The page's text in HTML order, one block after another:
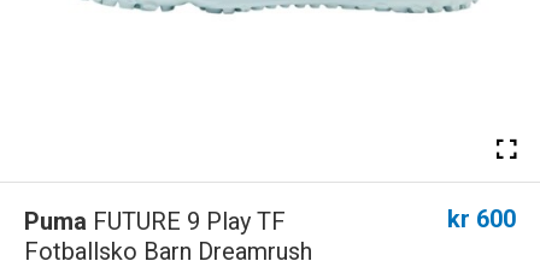
Puma FUTURE 9 Play TF
Fotballsko Barn Dreamrush
kr 600